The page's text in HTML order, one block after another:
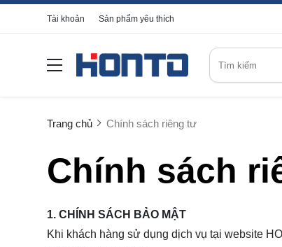
Tài khoản Sản phẩm yêu thích
Trang chủ Chính sách riêng tư
Chính sách
1. CHÍNH SÁCH BẢO MẬT
Khi khách hàng sử dụng dịch vụ tại website